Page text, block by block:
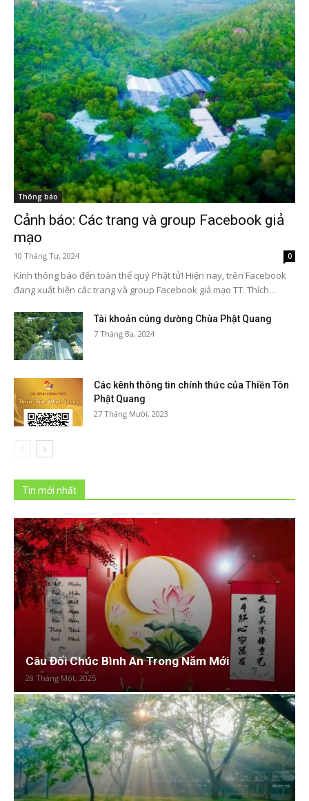
Thông báo
Cảnh báo: Các trang và group Facebook giả
mạo
10 Tháng Tư, 2024 0
Kính thông báo đến toàn thể quý Phật tử! Hiện nay, trên Facebook
đang xuất hiện các trang và group Facebook giả mạo TT. Thích...
Tài khoản cúng dường Chùa Phật Quang
7 Tháng Ba, 2024
Các kênh thông tin chính thức của Thiền Tôn
Phật Quang
27 Tháng Mười, 2023
Tin mới nhất
Câu Đối Chúc Bình An Trong Năm Mới
28 Tháng Một, 2025